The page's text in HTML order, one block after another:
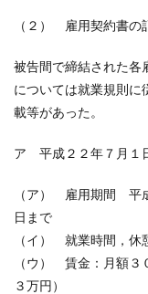
（２） 雇用契約書の
被告間で締結された各
については就業規則に
載等があった。
ア 平成２２年７月１
（ア） 雇用期間 平
日まで
（イ） 就業時間，
（ウ） 賃金：月額３
３万円）